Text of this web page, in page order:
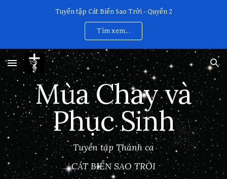
Tuyển tập Cát Biển Sao Trời - Quyển 2
Tìm xem...
Mùa Chay và
Phục Sinh
Tuyển tập Thánh ca
CÁT BIỂN SAO TRỜI